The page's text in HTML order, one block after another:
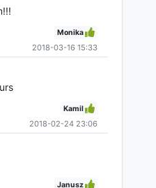
Monika
2018-03-16 15:33
Kamil
2018-02-24 23:06
Janusz